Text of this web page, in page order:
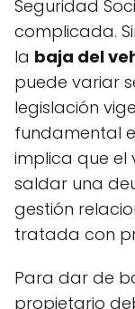
Seguridad
complicada.
la baja del
puede variar
legislación
fundamental
implica que el
saldar una
gestión
tratada con
Para dar de
propietario